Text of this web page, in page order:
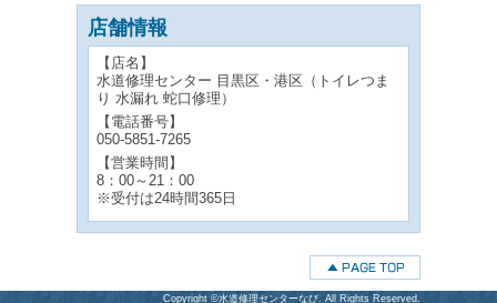
店舗情報
【店名】
水道修理センター 目黒区・港区（トイレつま
り 水漏れ 蛇口修理）
【電話番号】
050-5851-7265
【営業時間】
8：00～21：00
※受付は24時間365日
Copyright ©水道修理センターなび. All Rights Reserved.